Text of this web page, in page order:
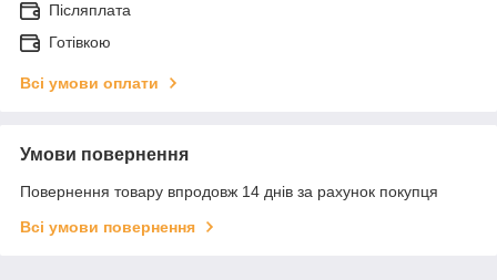
Післяплата
Готівкою
Всі умови оплати
Умови повернення
Повернення товару впродовж 14 днів за рахунок покупця
Всі умови повернення